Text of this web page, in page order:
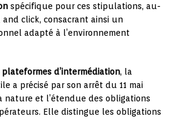
spécifique pour ces stipulations, au-
click, consacrant ainsi un
adapté à l’environnement
plateformes d’intermédiation, la
a précisé par son arrêt du 11 mai
nature et l’étendue des obligations
Elle distingue les obligations